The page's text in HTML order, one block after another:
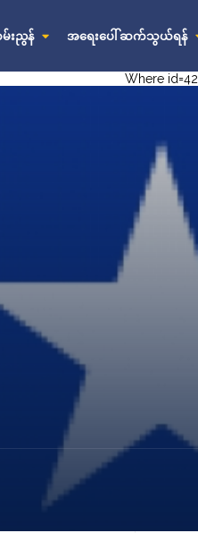
းညွန် အရေးပေါ် ဆက်သွယ်ရန်
Where id=42